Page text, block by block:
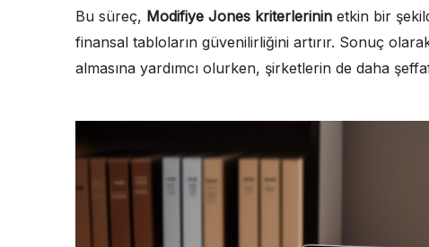
Bu süreç, Modifiye Jones kriterlerinin etkin bir
finansal tabloların güvenilirliğini artırır. Sonuç
almasına yardımcı olurken, şirketlerin de daha